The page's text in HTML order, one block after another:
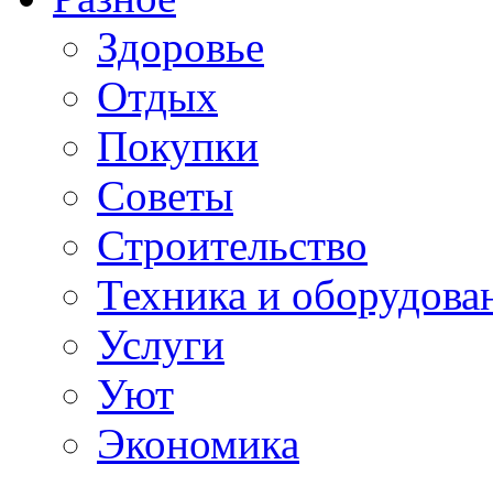
Здоровье
Отдых
Покупки
Советы
Строительство
Техника и
Услуги
Уют
Экономика